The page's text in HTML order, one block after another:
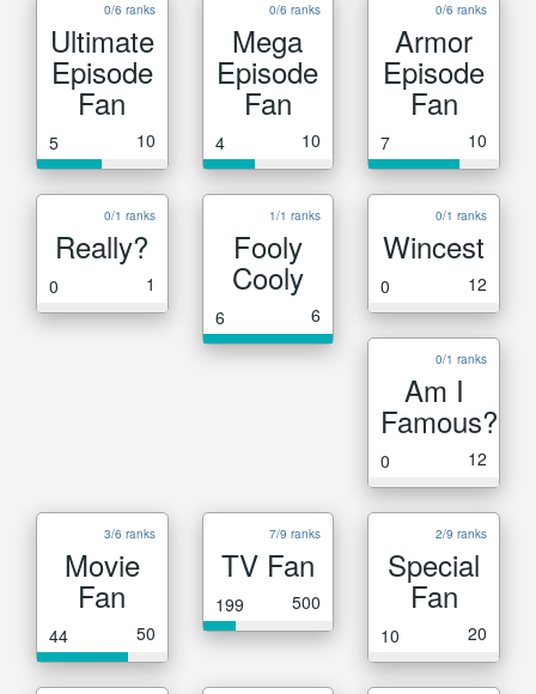
0/6 ranks
Ultimate
Episode
Fan
5 10
0/6 ranks
Mega
Episode
Fan
4 10
0/6 ranks
Armor
Episode
Fan
7 10
0/1 ranks
Really?
0 1
1/1 ranks
Fooly
Cooly
6 6
0/1 ranks
Wincest
0 12
0/1 ranks
Am I
Famous?
0 12
3/6 ranks
Movie
Fan
44 50
7/9 ranks
TV Fan
199 500
2/9 ranks
Special
Fan
10 20